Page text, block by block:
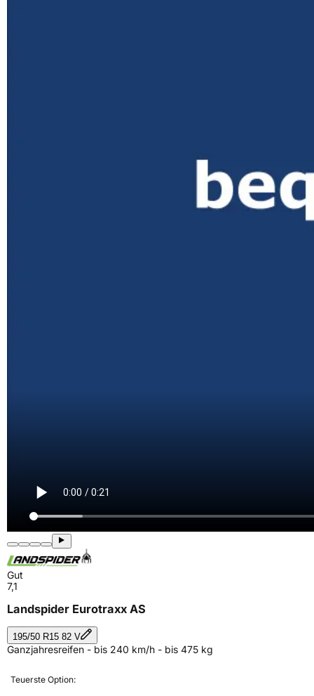
Gut
7,1
Landspider Eurotraxx AS
195/50 R15 82 V
Ganzjahresreifen - bis 240 km/h - bis 475 kg
Teuerste Option: